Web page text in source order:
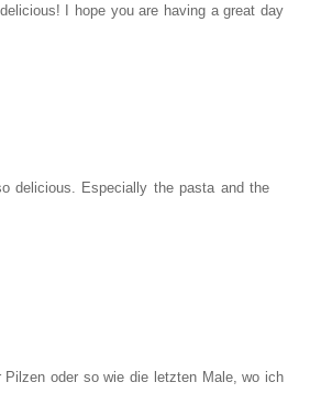
I hope you are having a great day
delicious. Especially the pasta and the
oder so wie die letzten Male, wo ich